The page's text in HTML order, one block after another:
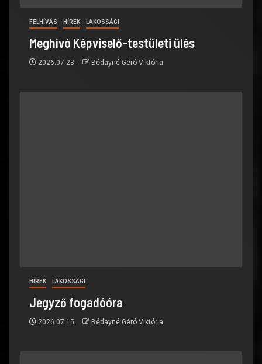
FELHÍVÁS HÍREK LAKOSSÁGI
Meghívó Képviselő-testületi ülés
2026.07.23. Bédayné Géró Viktória
HÍREK LAKOSSÁGI
Jegyző fogadóóra
2026.07.15. Bédayné Géró Viktória